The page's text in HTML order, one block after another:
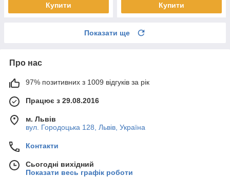
Купити Купити
Показати ще
Про нас
97% позитивних з 1009 відгуків за рік
Працює з 29.08.2016
м. Львів
вул. Городоцька 128, Львів, Україна
Контакти
Сьогодні вихідний
Показати весь графік роботи